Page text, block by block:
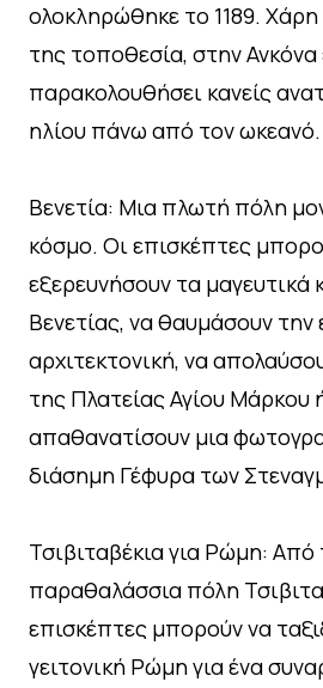
ολοκληρώθηκε το 1189.
της τοποθεσία, στην Ανκόνα
παρακολουθήσει κανείς
ηλίου πάνω από τον ωκεανό.
Βενετία: Μια πλωτή πόλη
κόσμο. Οι επισκέπτες
εξερευνήσουν τα μαγευτικά
Βενετίας, να θαυμάσουν
αρχιτεκτονική, να
της Πλατείας Αγίου Μάρκου
απαθανατίσουν μια
διάσημη Γέφυρα των
Τσιβιταβέκια για Ρώμη: Από
παραθαλάσσια πόλη
επισκέπτες μπορούν να
γειτονική Ρώμη για ένα